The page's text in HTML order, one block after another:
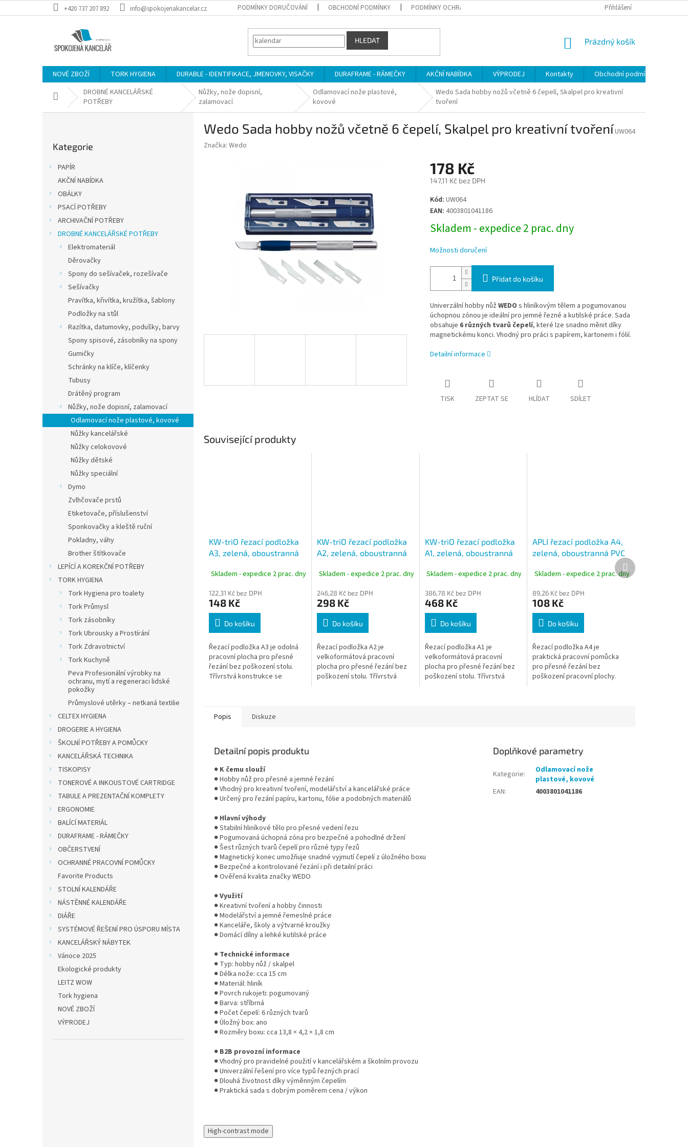
na
+420 737 207 892 info@spokojenakancelar.cz PODMÍNKY DORUČOVÁNÍ OBCHODNÍ PODMÍNKY PODMÍNKY OCHRANY OSOBNÍCH ÚDAJŮ Přihlášení
HLEDAT
NÁKUPNÍ
Prázdný košík
NOVÉ ZBOŽÍ TORK HYGIENA DURABLE - IDENTIFIKACE, JMENOVKY, VISAČKY DURAFRAME - RÁMEČKY AKČNÍ NABÍDKA VÝPRODEJ Kontakty Obchodní podmínky
Domů DROBNÉ KANCELÁŘSKÉ
POTŘEBY
Nůžky, nože dopisní,
zalamovací
Odlamovací nože plastové,
kovové
Wedo Sada hobby nožů včetně 6 čepelí, Skalpel pro kreativní
tvoření
kategorie
Kategorie
PAPÍR
AKČNÍ NABÍDKA
OBÁLKY
PSACÍ POTŘEBY
ARCHIVAČNÍ POTŘEBY
DROBNÉ KANCELÁŘSKÉ POTŘEBY
Elektromateriál
Děrovačky
Spony do sešívaček, rozešívače
Sešívačky
Pravítka, křivítka, kružítka, šablony
Podložky na stůl
Razítka, datumovky, podušky, barvy
Spony spisové, zásobníky na spony
Gumičky
Schránky na klíče, klíčenky
Tubusy
Drátěný program
Nůžky, nože dopisní, zalamovací
Odlamovací nože plastové, kovové
Nůžky kancelářské
Nůžky celokovové
Nůžky dětské
Nůžky speciální
Dymo
Zvlhčovače prstů
Etiketovače, příslušenství
Sponkovačky a kleště ruční
Pokladny, váhy
Brother štítkovače
LEPÍCÍ A KOREKČNÍ POTŘEBY
TORK HYGIENA
Tork Hygiena pro toalety
Tork Průmysl
Tork zásobníky
Tork Ubrousky a Prostírání
Tork Zdravotnictví
Tork Kuchyně
Peva Profesionální výrobky na
ochranu, mytí a regeneraci lidské
pokožky
Průmyslové utěrky – netkaná textilie
CELTEX HYGIENA
DROGERIE A HYGIENA
ŠKOLNÍ POTŘEBY A POMŮCKY
KANCELÁŘSKÁ TECHNIKA
TISKOPISY
TONEROVÉ A INKOUSTOVÉ CARTRIDGE
TABULE A PREZENTAČNÍ KOMPLETY
ERGONOMIE
BALÍCÍ MATERIÁL
DURAFRAME - RÁMEČKY
OBČERSTVENÍ
OCHRANNÉ PRACOVNÍ POMŮCKY
Favorite Products
STOLNÍ KALENDÁŘE
NÁSTĚNNÉ KALENDÁŘE
DIÁŘE
SYSTÉMOVÉ ŘEŠENÍ PRO ÚSPORU MÍSTA
KANCELÁŘSKÝ NÁBYTEK
Vánoce 2025
Ekologické produkty
LEITZ WOW
Tork hygiena
NOVÉ ZBOŽÍ
VÝPRODEJ
Wedo Sada hobby nožů včetně 6 čepelí, Skalpel pro kreativní tvořeníUW064
Značka: Wedo
178 Kč
147,11 Kč bez DPH
Měrná
cena:
Kód: UW064
EAN: 4003801041186
Skladem - expedice 2 prac. dny
Možnosti doručení
Přidat do košíku
Univerzální hobby nůž WEDO s hliníkovým tělem a pogumovanou
úchopnou zónou je ideální pro jemné řezné a kutilské práce. Sada
obsahuje 6 různých tvarů čepelí, které lze snadno měnit díky
magnetickému konci. Vhodný pro práci s papírem, kartonem i fólií.
Detailní informace
TISK ZEPTAT SE HLÍDAT SDÍLET
Související produkty
KW-triO řezací podložka
A3, zelená, oboustranná
Skladem - expedice 2 prac. dny
122,31 Kč bez DPH
148 Kč
Do košíku
Řezací podložka A3 je odolná
pracovní plocha pro přesné
řezání bez poškození stolu.
Třívrstvá konstrukce se
KW-triO řezací podložka
A2, zelená, oboustranná
Skladem - expedice 2 prac. dny
246,28 Kč bez DPH
298 Kč
Do košíku
Řezací podložka A2 je
velkoformátová pracovní
plocha pro přesné řezání bez
poškození stolu. Třívrstvá
KW-triO řezací podložka
A1, zelená, oboustranná
Skladem - expedice 2 prac. dny
386,78 Kč bez DPH
468 Kč
Do košíku
Řezací podložka A1 je
velkoformátová pracovní
plocha pro přesné řezání bez
poškození stolu. Třívrstvá
APLI řezací podložka A4,
zelená, oboustranná PVC
Skladem - expedice 2 prac. dny
89,26 Kč bez DPH
108 Kč
Do košíku
Řezací podložka A4 je
praktická pracovní pomůcka
pro přesné řezání bez
poškození pracovní plochy.
Další
produkt
Popis Diskuze
Detailní popis produktu
● K čemu slouží
● Hobby nůž pro přesné a jemné řezání
● Vhodný pro kreativní tvoření, modelářství a kancelářské práce
● Určený pro řezání papíru, kartonu, fólie a podobných materiálů
● Hlavní výhody
● Stabilní hliníkové tělo pro přesné vedení řezu
● Pogumovaná úchopná zóna pro bezpečné a pohodlné držení
● Šest různých tvarů čepelí pro různé typy řezů
● Magnetický konec umožňuje snadné vyjmutí čepelí z úložného boxu
● Bezpečné a kontrolované řezání i při detailní práci
● Ověřená kvalita značky WEDO
●Využití
● Kreativní tvoření a hobby činnosti
● Modelářství a jemné řemeslné práce
● Kanceláře, školy a výtvarné kroužky
● Domácí dílny a lehké kutilské práce
● Technické informace
● Typ: hobby nůž / skalpel
● Délka nože: cca 15 cm
● Materiál: hliník
● Povrch rukojeti: pogumovaný
● Barva: stříbrná
● Počet čepelí: 6 různých tvarů
● Úložný box: ano
● Rozměry boxu: cca 13,8 × 4,2 × 1,8 cm
● B2B provozní informace
● Vhodný pro pravidelné použití v kancelářském a školním provozu
● Univerzální řešení pro více typů řezných prací
● Dlouhá životnost díky výměnným čepelím
● Praktická sada s dobrým poměrem cena / výkon
Doplňkové parametry
Kategorie:
Odlamovací nože
plastové, kovové
EAN: 4003801041186
High-contrast mode